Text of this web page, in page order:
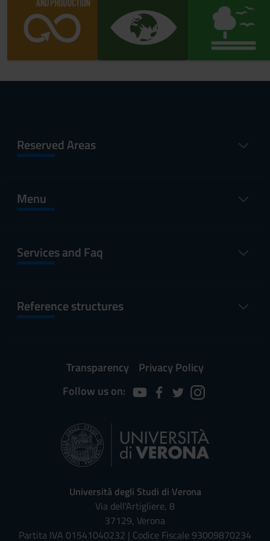
Reserved Areas
Menu
Services and Faq
Reference structures
Transparency
Privacy Policy
Follow us on:
Università degli Studi di Verona
Via dell'Artigliere, 8
37129, Verona
Partita IVA 01541040232 | Codice Fiscale 93009870234